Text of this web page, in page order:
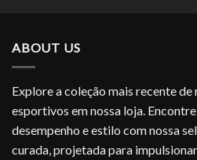
ABOUT US
Explore a coleção mais recente de
esportivos em nossa loja.
desempenho e estilo com nossa
curada, projetada para